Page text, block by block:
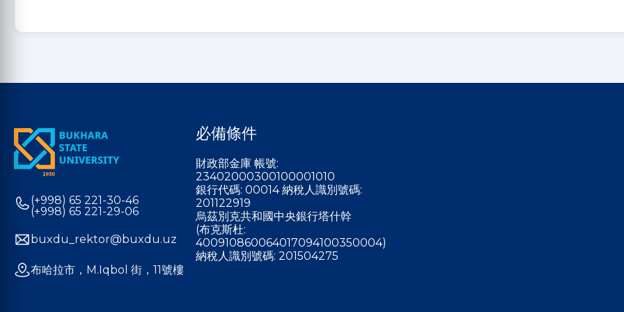
(+998) 65 221-30-46
(+998) 65 221-29-06
buxdu_rektor@buxdu.uz
布哈拉市，M.Iqbol 街，11號樓
必備條件
財政部金庫 帳號:
23402000300100001010
銀行代碼: 00014 納稅人識別號碼:
201122919
烏茲別克共和國中央銀行塔什幹
(布克斯杜:
400910860064017094100350004)
納稅人識別號碼: 201504275